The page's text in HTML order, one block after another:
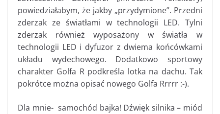
powiedziałabym, że jakby „przydymione”. Przedni
zderzak ze światłami w technologii LED. Tylni
zderzak również wyposażony w światła w
technologii LED i dyfuzor z dwiema końcówkami
układu wydechowego. Dodatkowo sportowy
charakter Golfa R podkreśla lotka na dachu. Tak
pokrótce można opisać nowego Golfa Rrrrr :-).
Dla mnie- samochód bajka! Dźwięk silnika – miód